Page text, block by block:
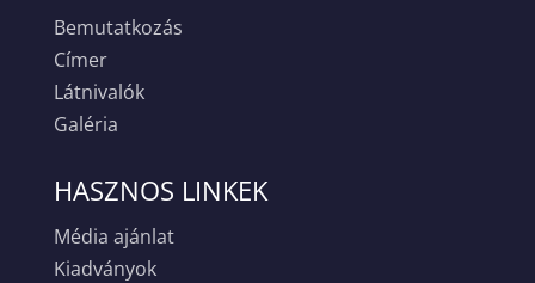
Bemutatkozás
Címer
Látnivalók
Galéria
HASZNOS LINKEK
Média ajánlat
Kiadványok